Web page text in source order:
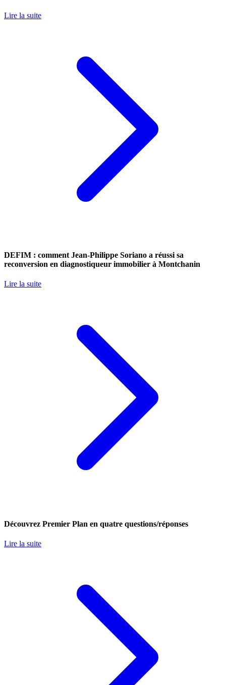
Lire la suite
DEFIM : comment Jean-Philippe Soriano a réussi sa
reconversion en diagnostiqueur immobilier à Montchanin
Lire la suite
Découvrez Premier Plan en quatre questions/réponses
Lire la suite